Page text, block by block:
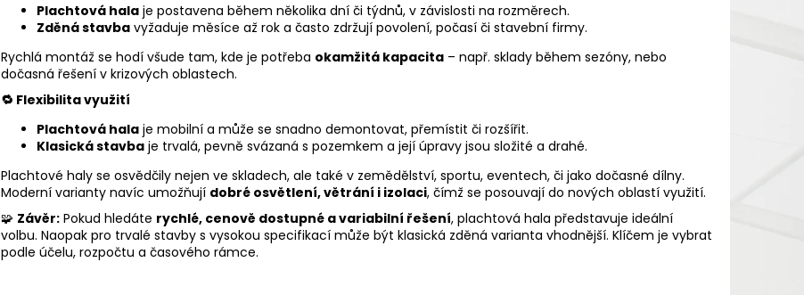
Plachtová hala je postavena během několika dní či týdnů, v závislosti na rozměrech.
Zděná stavba vyžaduje měsíce až rok a často zdržují povolení, počasí či stavební firmy.
Rychlá montáž se hodí všude tam, kde je potřeba okamžitá kapacita – např. sklady během sezóny, nebo
dočasná řešení v krizových oblastech.
🔁 Flexibilita využití
Plachtová hala je mobilní a může se snadno demontovat, přemístit či rozšířit.
Klasická stavba je trvalá, pevně svázaná s pozemkem a její úpravy jsou složité a drahé.
Plachtové haly se osvědčily nejen ve skladech, ale také v zemědělství, sportu, eventech, či jako dočasné dílny.
Moderní varianty navíc umožňují dobré osvětlení, větrání i izolaci, čímž se posouvají do nových oblastí využití.
🧩 Závěr: Pokud hledáte rychlé, cenově dostupné a variabilní řešení, plachtová hala představuje ideální
volbu. Naopak pro trvalé stavby s vysokou specifikací může být klasická zděná varianta vhodnější. Klíčem je vybrat
podle účelu, rozpočtu a časového rámce.